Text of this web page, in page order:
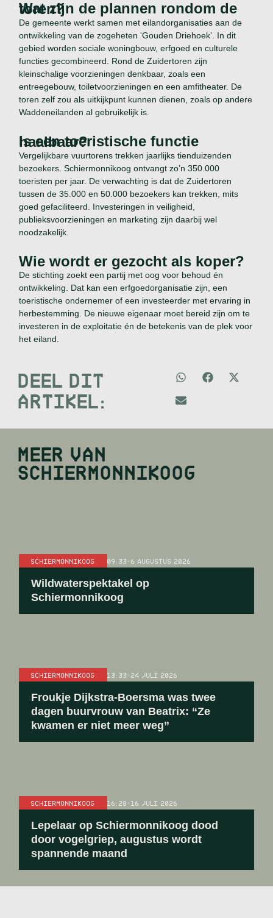
Wat zijn de plannen rondom de toren?
De gemeente werkt samen met eilandorganisaties aan de
ontwikkeling van de zogeheten ‘Gouden Driehoek’. In dit
gebied worden sociale woningbouw, erfgoed en culturele
functies gecombineerd. Rond de Zuidertoren zijn
kleinschalige voorzieningen denkbaar, zoals een
entreegebouw, toiletvoorzieningen en een amfitheater. De
toren zelf zou als uitkijkpunt kunnen dienen, zoals op andere
Waddeneilanden al gebruikelijk is.
Is een toeristische functie haalbaar?
Vergelijkbare vuurtorens trekken jaarlijks tienduizenden
bezoekers. Schiermonnikoog ontvangt zo’n 350.000
toeristen per jaar. De verwachting is dat de Zuidertoren
tussen de 35.000 en 50.000 bezoekers kan trekken, mits
goed gefaciliteerd. Investeringen in veiligheid,
publieksvoorzieningen en marketing zijn daarbij wel
noodzakelijk.
Wie wordt er gezocht als koper?
De stichting zoekt een partij met oog voor behoud én
ontwikkeling. Dat kan een erfgoedorganisatie zijn, een
toeristische ondernemer of een investeerder met ervaring in
herbestemming. De nieuwe eigenaar moet bereid zijn om te
investeren in de exploitatie én de betekenis van de plek voor
het eiland.
DEEL DIT
ARTIKEL:
MEER VAN
SCHIERMONNIKOOG
SCHIERMONNIKOOG 09:33-6 AUGUSTUS 2026
Wildwaterspektakel op
Schiermonnikoog
SCHIERMONNIKOOG 13:33-24 JULI 2026
Froukje Dijkstra-Boersma was twee
dagen buurvrouw van Beatrix: “Ze
kwamen er niet meer weg”
SCHIERMONNIKOOG 16:28-16 JULI 2026
Lepelaar op Schiermonnikoog dood
door vogelgriep, augustus wordt
spannende maand